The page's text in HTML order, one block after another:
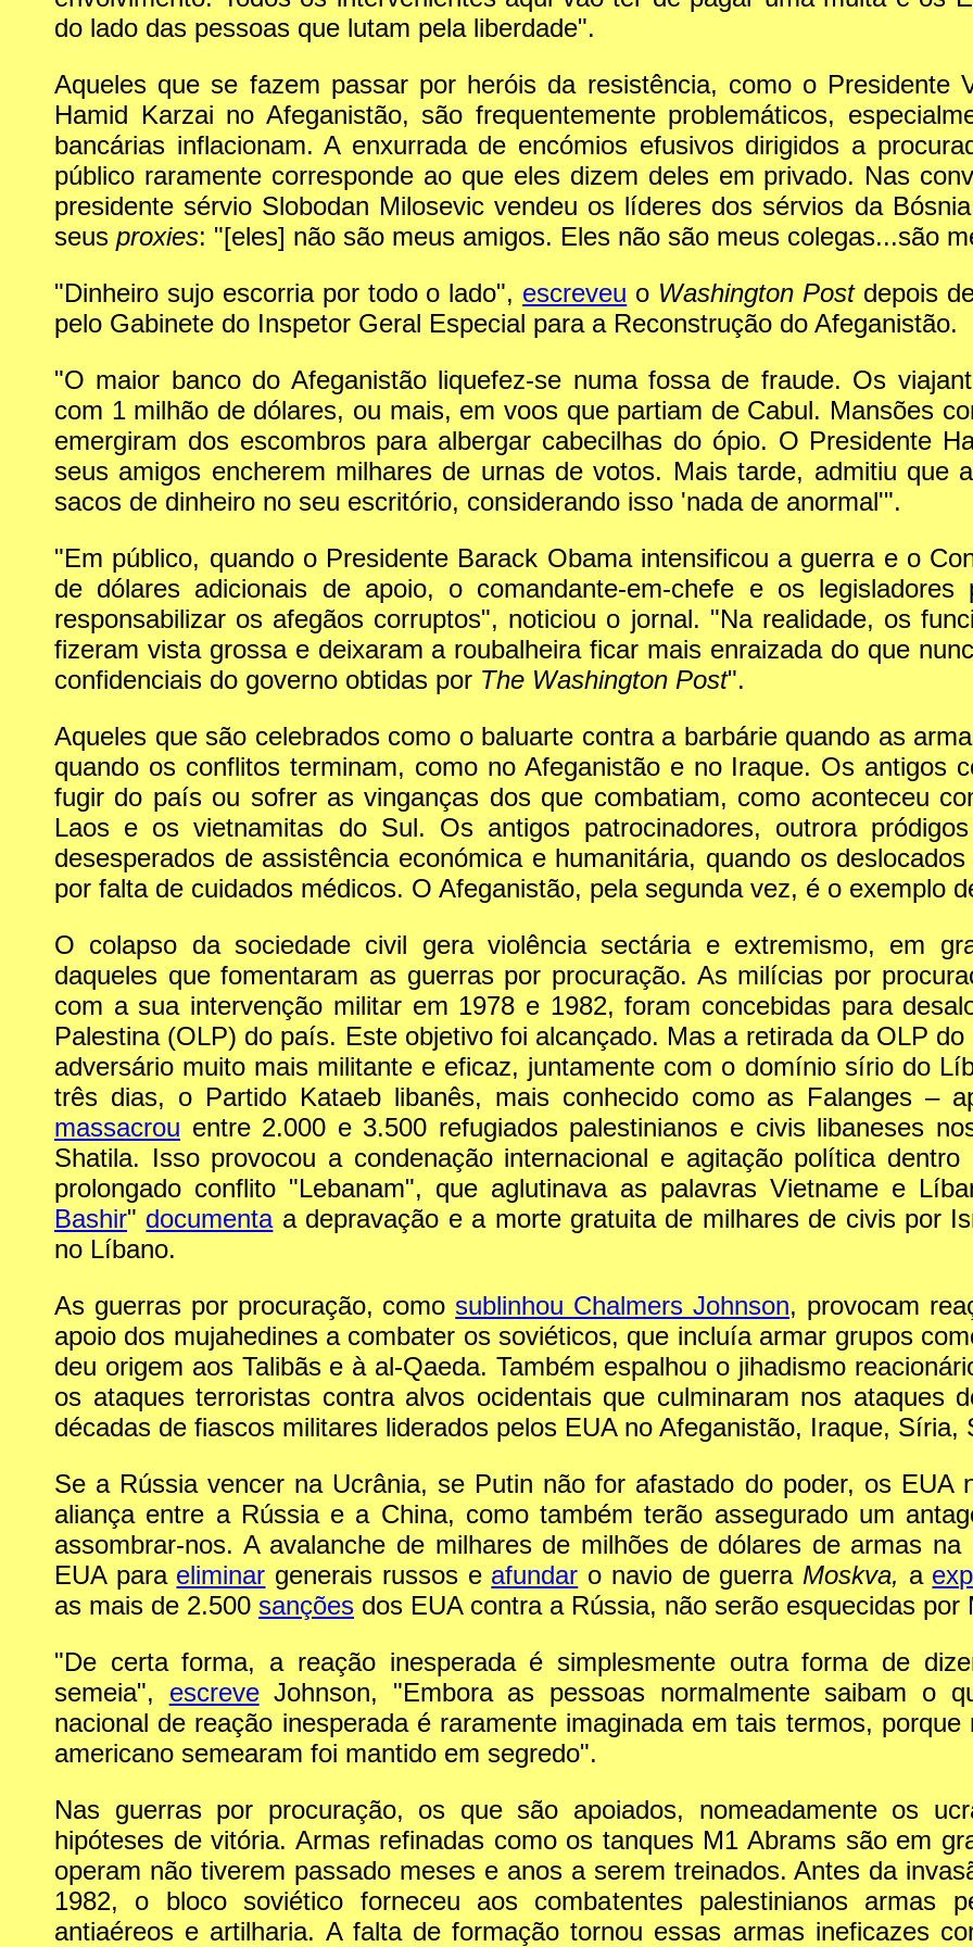
do lado das pessoas que lutam pela liberdade".
Aqueles que se fazem passar por heróis da resistência, como o Presidente
Hamid Karzai no Afeganistão, são frequentemente problemáticos,
bancárias inflacionam. A enxurrada de encómios efusivos dirigidos a
público raramente corresponde ao que eles dizem deles em privado. Nas
presidente sérvio Slobodan Milosevic vendeu os líderes dos sérvios da
seus proxies: "[eles] não são meus amigos. Eles não são meus colegas...são
"Dinheiro sujo escorria por todo o lado", escreveu o Washington Postdepois
pelo Gabinete do Inspetor Geral Especial para a Reconstrução do Afeganistão.
"O maior banco do Afeganistão liquefez-se numa fossa de fraude. Os
com 1 milhão de dólares, ou mais, em voos que partiam de Cabul. Mansões
emergiram dos escombros para albergar cabecilhas do ópio. O Presidente
seus amigos encherem milhares de urnas de votos. Mais tarde, admitiu que
sacos de dinheiro no seu escritório, considerando isso 'nada de anormal'".
"Em público, quando o Presidente Barack Obama intensificou a guerra e o
de dólares adicionais de apoio, o comandante-em-chefe e os
responsabilizar os afegãos corruptos", noticiou o jornal. "Na realidade, os
fizeram vista grossa e deixaram a roubalheira ficar mais enraizada do que
confidenciais do governo obtidas por The Washington Post".
Aqueles que são celebrados como o baluarte contra a barbárie quando as
quando os conflitos terminam, como no Afeganistão e no Iraque. Os antigos
fugir do país ou sofrer as vinganças dos que combatiam, como aconteceu
Laos e os vietnamitas do Sul. Os antigos patrocinadores, outrora
desesperados de assistência económica e humanitária, quando os
por falta de cuidados médicos. O Afeganistão, pela segunda vez, é o exemplo
O colapso da sociedade civil gera violência sectária e extremismo, em
daqueles que fomentaram as guerras por procuração. As milícias por
com a sua intervenção militar em 1978 e 1982, foram concebidas para
Palestina (OLP) do país. Este objetivo foi alcançado. Mas a retirada da OLP
adversário muito mais militante e eficaz, juntamente com o domínio sírio do
três dias, o Partido Kataeb libanês, mais conhecido como as Falanges –
massacrou entre 2.000 e 3.500 refugiados palestinianos e civis libaneses
Shatila. Isso provocou a condenação internacional e agitação política
prolongado conflito "Lebanam", que aglutinava as palavras Vietname e
Bashir" documentaa depravação e a morte gratuita de milhares de civis por
no Líbano.
As guerras por procuração, como sublinhou Chalmers Johnson, provocam
apoio dos mujahedines a combater os soviéticos, que incluía armar grupos
deu origem aos Talibãs e à al-Qaeda. Também espalhou o jihadismo
os ataques terroristas contra alvos ocidentais que culminaram nos ataques
décadas de fiascos militares liderados pelos EUA no Afeganistão, Iraque, Síria,
Se a Rússia vencer na Ucrânia, se Putin não for afastado do poder, os EUA
aliança entre a Rússia e a China, como também terão assegurado um
assombrar-nos. A avalanche de milhares de milhões de dólares de armas
EUA para eliminar generais russos e afundar o navio de guerra Moskva, a
as mais de 2.500 sanções dos EUA contra a Rússia, não serão esquecidas por
"De certa forma, a reação inesperada é simplesmente outra forma de
semeia", escreveJohnson, "Embora as pessoas normalmente saibam o
nacional de reação inesperada é raramente imaginada em tais termos,
americano semearam foi mantido em segredo".
Nas guerras por procuração, os que são apoiados, nomeadamente os
hipóteses de vitória. Armas refinadas como os tanques M1 Abrams são em
operam não tiverem passado meses e anos a serem treinados. Antes da
1982, o bloco soviético forneceu aos combatentes palestinianos armas
antiaéreos e artilharia. A falta de formação tornou essas armas ineficazes